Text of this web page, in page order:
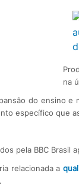
na
do ensino
específico que
pela BBC Brasil
relacionada a